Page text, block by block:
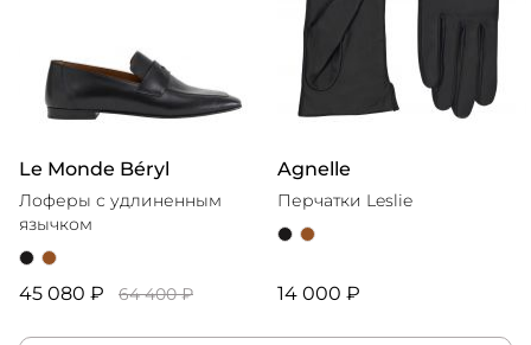
Le Monde Béryl
Лоферы с удлиненным
язычком
45 080 ₽ 64 400 ₽
Agnelle
Перчатки Leslie
14 000 ₽